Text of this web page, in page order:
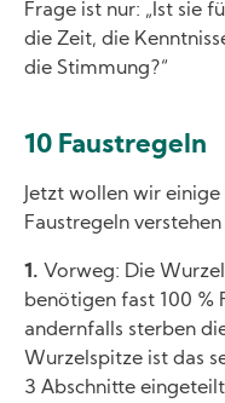
Frage ist nur: „Ist sie
die Zeit, die
die Stimmung?“
10 Faustregeln
Jetzt wollen wir
Faustregeln
1. Vorweg: Die
benötigen fast 100 %
andernfalls sterben
Wurzelspitze ist das
3 Abschnitte